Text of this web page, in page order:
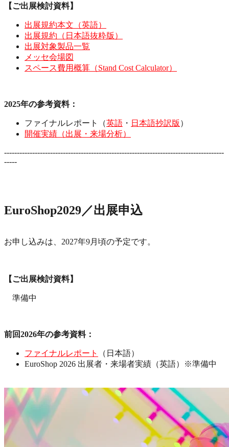
【ご出展検討資料】
出展規約本文（英語）
出展規約（日本語抜粋版）
出展対象製品一覧
メッセ会場図
スペース費用概算（Stand Cost Calculator）
2025年の参考資料：
ファイナルレポート（英語 ・ 日本語抄訳版 ）
開催実績（出展・来場分析）
--------------------------------------------------------------------------------------
-----
EuroShop2029／出展申込
お申し込みは、2027年9月頃の予定です。
【ご出展検討資料】
準備中
前回2026年の参考資料：
ファイナルレポート
（日本語）
EuroShop 2026 出展者・来場者実績（英語）※準備中